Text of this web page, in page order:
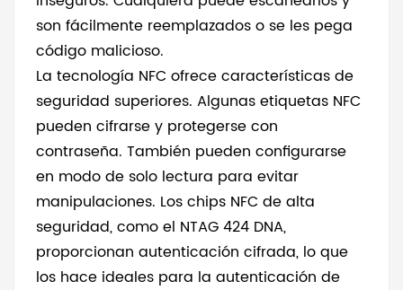
son fácilmente reemplazados o se les pega
código malicioso.
La tecnología NFC ofrece características de
seguridad superiores. Algunas etiquetas NFC
pueden cifrarse y protegerse con
contraseña. También pueden configurarse
en modo de solo lectura para evitar
manipulaciones. Los chips NFC de alta
seguridad, como el NTAG 424 DNA,
proporcionan autenticación cifrada, lo que
los hace ideales para la autenticación de